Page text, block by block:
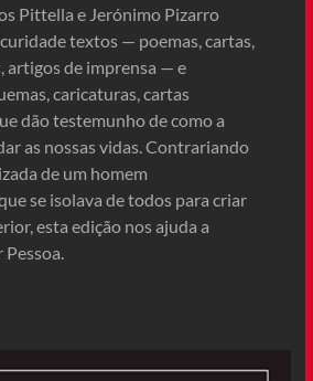
Pittella e Jerónimo Pizarro
textos — poemas, cartas,
artigos de imprensa — e
caricaturas, cartas
dão testemunho de como a
as nossas vidas. Contrariando
de um homem
se isolava de todos para criar
esta edição nos ajuda a